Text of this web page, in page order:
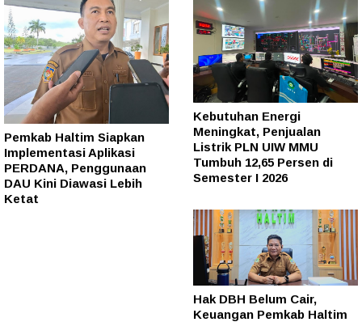
Pemkab Haltim Siapkan
Implementasi Aplikasi
PERDANA, Penggunaan
DAU Kini Diawasi Lebih
Ketat
Kebutuhan Energi
Meningkat, Penjualan
Listrik PLN UIW MMU
Tumbuh 12,65 Persen di
Semester I 2026
Hak DBH Belum Cair,
Keuangan Pemkab Haltim